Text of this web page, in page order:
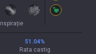
Inspirație
51.04%
Rata castig